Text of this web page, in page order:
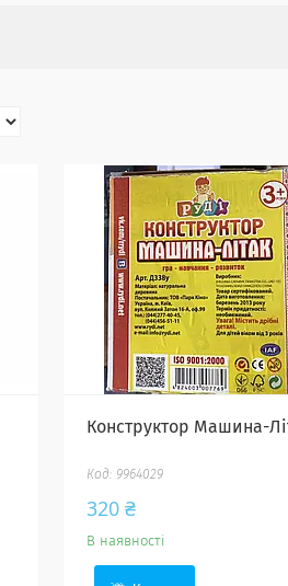
Конструктор Машина-
9964029
320 ₴
В наявності